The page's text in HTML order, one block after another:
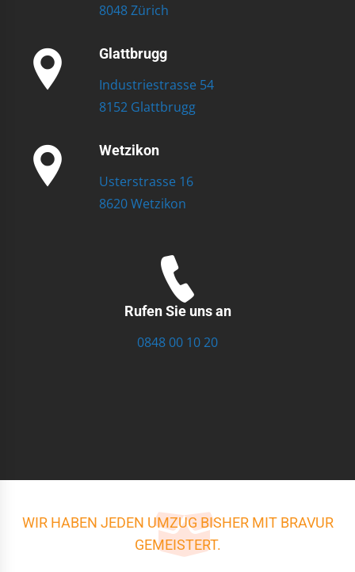
8048 Zürich
Glattbrugg
Industriestrasse 54
8152 Glattbrugg
Wetzikon
Usterstrasse 16
8620 Wetzikon
Rufen Sie uns an
0848 00 10 20
WIR HABEN JEDEN UMZUG BISHER MIT BRAVUR
GEMEISTERT.